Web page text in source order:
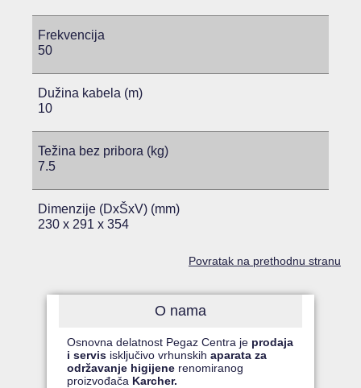
Frekvencija
50
Dužina kabela (m)
10
Težina bez pribora (kg)
7.5
Dimenzije (DxŠxV) (mm)
230 x 291 x 354
Povratak na prethodnu stranu
O nama
Osnovna delatnost Pegaz Centra je prodaja
i servis isključivo vrhunskihaparata za
održavanje higijene renomiranog
proizvođača Karcher.